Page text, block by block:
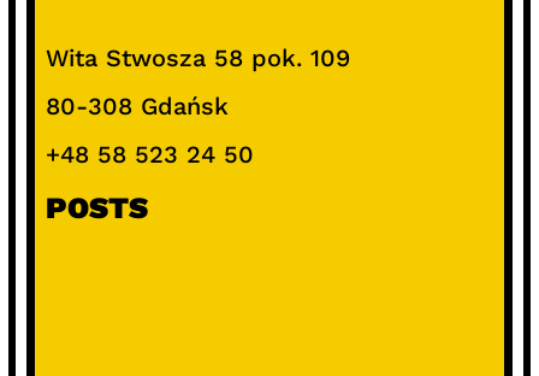
Wita Stwosza 58 pok. 109
80-308 Gdańsk
+48 58 523 24 50
POSTS